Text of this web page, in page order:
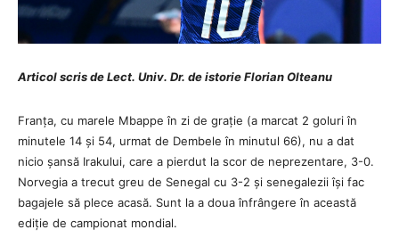
Articol scris de Lect. Univ. Dr. de istorie Florian Olteanu
Franța, cu marele Mbappe în zi de grație (a marcat 2 goluri în
minutele 14 și 54, urmat de Dembele în minutul 66), nu a dat
nicio șansă Irakului, care a pierdut la scor de neprezentare, 3-0.
Norvegia a trecut greu de Senegal cu 3-2 și senegalezii își fac
bagajele să plece acasă. Sunt la a doua înfrângere în această
ediție de campionat mondial.